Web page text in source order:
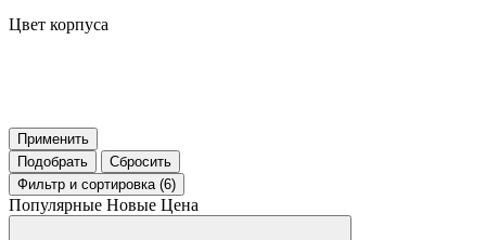
Цвет корпуса
Применить
Подобрать
Сбросить
Фильтр и сортировка (6)
Популярные Новые Цена